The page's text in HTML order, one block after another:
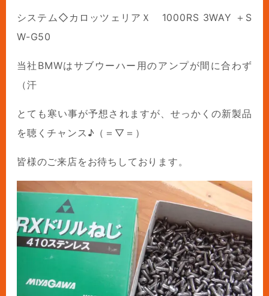
システム◇カロッツェリアＸ 1000RS 3WAY ＋S
W-G50
当社BMWはサブウーハー用のアンプが間に合わず
（汗
とても寒い事が予想されますが、せっかくの新製品
を聴くチャンス♪（＝▽＝）
皆様のご来店をお待ちしております。